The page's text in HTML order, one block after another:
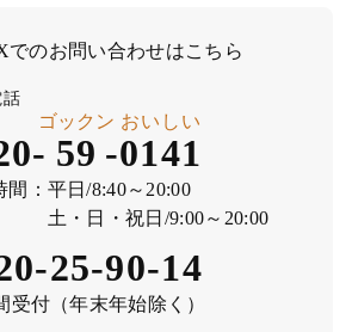
でのお問い合わせはこちら
話
59
ゴックン
-0141
おいしい
間： 平日/8:40～20:00
土・日・祝日/9:00～20:00
25-90-14
受付（年末年始除く）